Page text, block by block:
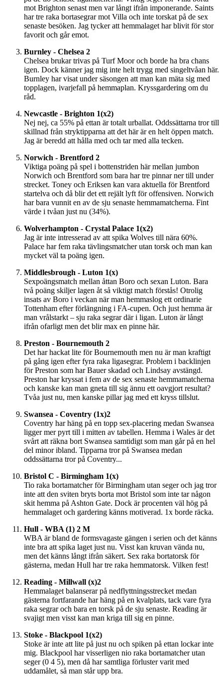
mot Brighton senast men var långt ifrån imponerande. Saints
har tre raka bortasegrar mot Villa och inte torskat på de sex
senaste besöken. Jag tycker att hemmalaget har blivit för stor
favorit och går emot.
Burnley - Chelsea 2
Chelsea brukar trivas på Turf Moor och borde ha bra chans
igen. Dock känner jag mig inte helt trygg med singeltvåan här.
Burnley har visat under säsongen att man kan mäta sig med
topplagen, ivarjefall på hemmaplan. Kryssgardering om du
råd.
Newcastle - Brighton 1(x2)
Nej nej, ca 55% på ettan är totalt urballat. Oddssättarna tror till
skillnad från stryktipparna att det här är en helt öppen match.
Jag är beredd att hålla med och tar med alla tecken.
Norwich - Brentford 2
Viktiga poäng på spel i bottenstriden här mellan jumbon
Norwich och Brentford som bara har tre pinnar ner till under
strecket. Toney och Eriksen kan vara aktuella för Brentford
startelva och då blir det ett rejält lyft för offensiven. Norwich
har bara vunnit en av de sju senaste hemmamatcherna. Fint
värde i tvåan just nu (34%).
Wolverhampton - Crystal Palace 1(x2)
Jag är inte intresserad av att spika Wolves till nära 60%.
Palace har fem raka tävlingsmatcher utan torsk och man kan
mycket väl ta poäng igen.
Middlesbrough - Luton 1(x)
Sexpoängsmatch mellan åttan Boro och sexan Luton. Bara
två poäng skiljer lagen åt så viktigt match förstås! Otrolig
insats av Boro i veckan när man hemmaslog ett ordinarie
Tottenham efter förlängning i FA-cupen. Och just hemma är
man vrålstarkt – sju raka segrar där i ligan. Luton är långt
ifrån ofarligt men det blir max en pinne här.
Preston - Bournemouth 2
Det har hackat lite för Bournemouth men nu är man kraftigt
på gång igen efter fyra raka ligasegrar. Problem i backlinjen
för Preston som har Bauer skadad och Lindsay avstängd.
Preston har kryssat i fem av de sex senaste hemmamatcherna
och kanske kan man gneta till sig ännu ett oavgjort resultat?
Tvåa just nu, men kanske pillar jag med ett kryss tillslut.
Swansea - Coventry (1x)2
Coventry har häng på en topp sex-placering medan Swansea
ligger mer pyrt till i mitten av tabellen. Hemma i Wales är det
svårt att räkna bort Swansea samtidigt som man går på en hel
del minor ibland. Tipparna tror på Swansea medan
oddssättarna tror på Coventry...
Bristol C - Birmingham 1(x)
Tio raka bortamatcher för Birmingham utan seger och jag tror
inte att den sviten bryts borta mot Bristol som inte tar någon
skit hemma på Ashton Gate. Dock är procenten väl hög på
hemmalaget och gardering känns motiverad. 1x borde räcka.
Hull - WBA (1) 2 M
WBA är bland de formsvagaste gängen i serien och det känns
inte bra att spika laget just nu. Visst kan kruvan vända nu,
men det känns långt ifrån säkert. Sex raka bortatorsk för
gästerna, medan Hull har tre raka hemmatorsk. Vilken fest!
Reading - Millwall (x)2
Hemmalaget balanserar på nedflyttningsstrecket medan
gästerna fortfarande har häng på en kvalplats, tack vare fyra
raka segrar och bara en torsk på de sju senaste. Reading är
svajigt men visst kan man kriga till sig en pinne.
Stoke - Blackpool 1(x2)
Stoke är inte att lite på just nu och spiken på ettan lockar inte
mig. Blackpool har visserligen nio raka bortamatcher utan
seger (0 4 5), men då har samtliga förluster varit med
uddamålet, så man står upp bra.